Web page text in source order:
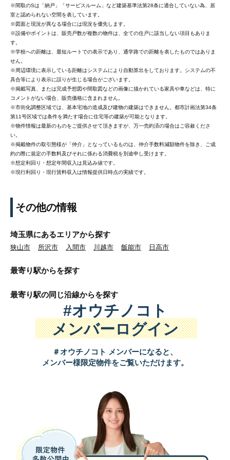
※間取のSは「納戸」「サービスルーム」など建築基準法第28条に適合していない為、居
室と認められない空間を表しています。
※図面と現況が異なる場合には現況を優先します。
※設備やポイントは、販売戸数が複数の物件は、全ての住戸に該当しない項目もありま
す。
※学校への距離は、最短ルートでの表示であり、通学路での距離を表したものではありま
せん。
※周辺環境に表示している距離はシステムにより自動算出をしております。システムの不
具合等により表示に誤りが生じる場合がございます。
※掲載写真、または完成予想図や間取図などの画像に描かれている家具や車などは、特に
コメントがない場合、販売価格に含まれません。
※市街化調整区域では、基本宅地の造成及び建物の建築はできません。都市計画法第34条
第11号区域では条件を満たす場合に住宅等の建築が可能となります。
※物件情報は最新のものをご提供させて頂きますが、万一売約済の場合はご容赦くださ
い。
※掲載物件の取引態様が「仲介」となっているものは、仲介手数料減額物件を除き、ご成
約の際に規定の手数料及びそれに係わる消費税を別途申し受けます。
※想定利回り・想定年間収入は見込み値です。
※現行利回り・現行賃料収入は情報提供日時点の実績です。
その他の情報
埼玉県にあるエリアから探す
狭山市 所沢市 入間市 川越市 飯能市 日高市
最寄り駅からを探す
最寄り駅の同じ沿線からを探す
#オウチノコト
メンバーログイン
＃オウチノコト メンバーになると、
メンバー様限定物件をご覧いただけます。